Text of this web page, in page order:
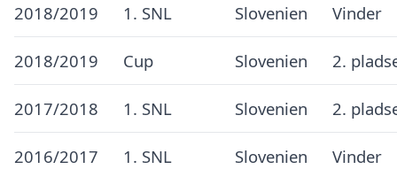
2018/2019 1. SNL Slovenien Vinder
2018/2019 Cup Slovenien 2.
2017/2018 1. SNL Slovenien 2.
2016/2017 1. SNL Slovenien Vinder